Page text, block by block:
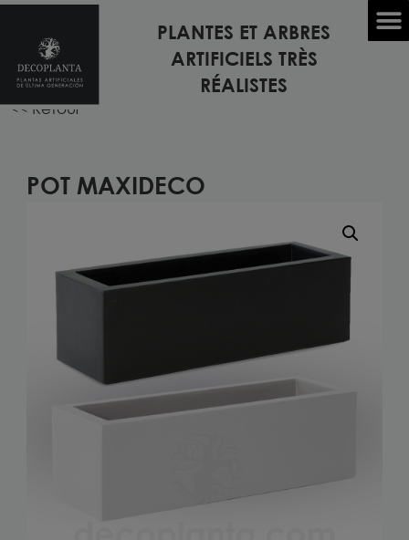
PLANTES ET ARBRES
ARTIFICIELS TRÈS
RÉALISTES
Accueil / Pot MAXIDECO
<< Retour
POT MAXIDECO